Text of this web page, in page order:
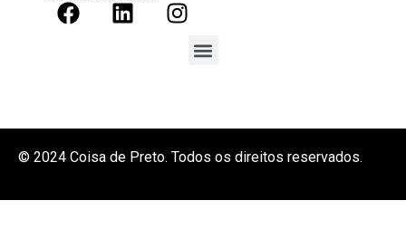
© 2024 Coisa de Preto. Todos os direitos reservados.